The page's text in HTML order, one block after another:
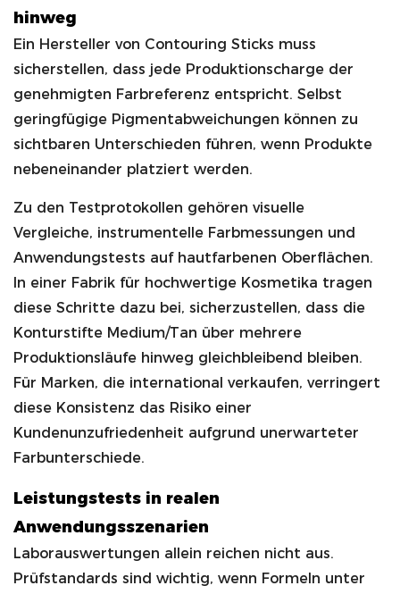
hinweg
Ein Hersteller von Contouring Sticks muss
sicherstellen, dass jede Produktionscharge der
genehmigten Farbreferenz entspricht. Selbst
geringfügige Pigmentabweichungen können zu
sichtbaren Unterschieden führen, wenn Produkte
nebeneinander platziert werden.
Zu den Testprotokollen gehören visuelle
Vergleiche, instrumentelle Farbmessungen und
Anwendungstests auf hautfarbenen Oberflächen.
In einer Fabrik für hochwertige Kosmetika tragen
diese Schritte dazu bei, sicherzustellen, dass die
Konturstifte Medium/Tan über mehrere
Produktionsläufe hinweg gleichbleibend bleiben.
Für Marken, die international verkaufen, verringert
diese Konsistenz das Risiko einer
Kundenunzufriedenheit aufgrund unerwarteter
Farbunterschiede.
Leistungstests in realen
Anwendungsszenarien
Laborauswertungen allein reichen nicht aus.
Prüfstandards sind wichtig, wenn Formeln unter